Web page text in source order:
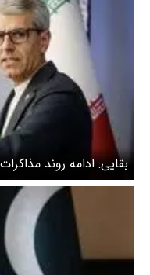
بقایی: ادامه روند مذاکرات ایران و آمریکا بررسی می‌شود